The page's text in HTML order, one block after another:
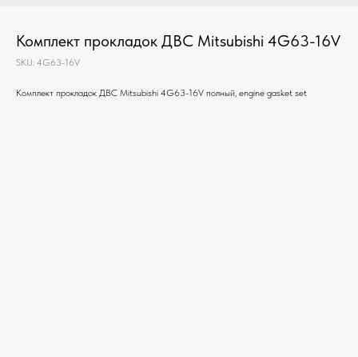
Комплект прокладок ДВС Mitsubishi 4G63-16V
SKU: 4G63-16V
Комплект прокладок ДВС Mitsubishi 4G63-16V полный, engine gasket set